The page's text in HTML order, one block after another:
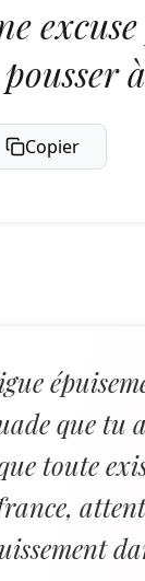
Copier
que tu
toute